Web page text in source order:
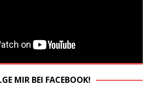
MIR BEI FACEBOOK!